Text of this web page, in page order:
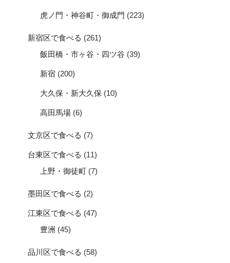
虎ノ門・神谷町・御成門 (223)
新宿区で食べる (261)
飯田橋・市ヶ谷・四ツ谷 (39)
新宿 (200)
大久保・新大久保 (10)
高田馬場 (6)
文京区で食べる (7)
台東区で食べる (11)
上野・御徒町 (7)
墨田区で食べる (2)
江東区で食べる (47)
豊洲 (45)
品川区で食べる (58)